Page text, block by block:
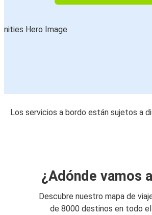
Los servicios a bordo están sujetos a
¿Adónde vamos
Descubre nuestro mapa de
de 8000 destinos en todo el